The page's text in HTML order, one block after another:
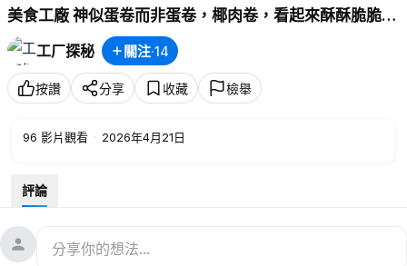
美食工廠 神似蛋卷而非蛋卷，椰肉卷，看起來酥酥脆脆很
美味
工厂探秘
關注·14
按讚 分享 收藏 檢舉
96 影片觀看 · 2026年4月21日
評論